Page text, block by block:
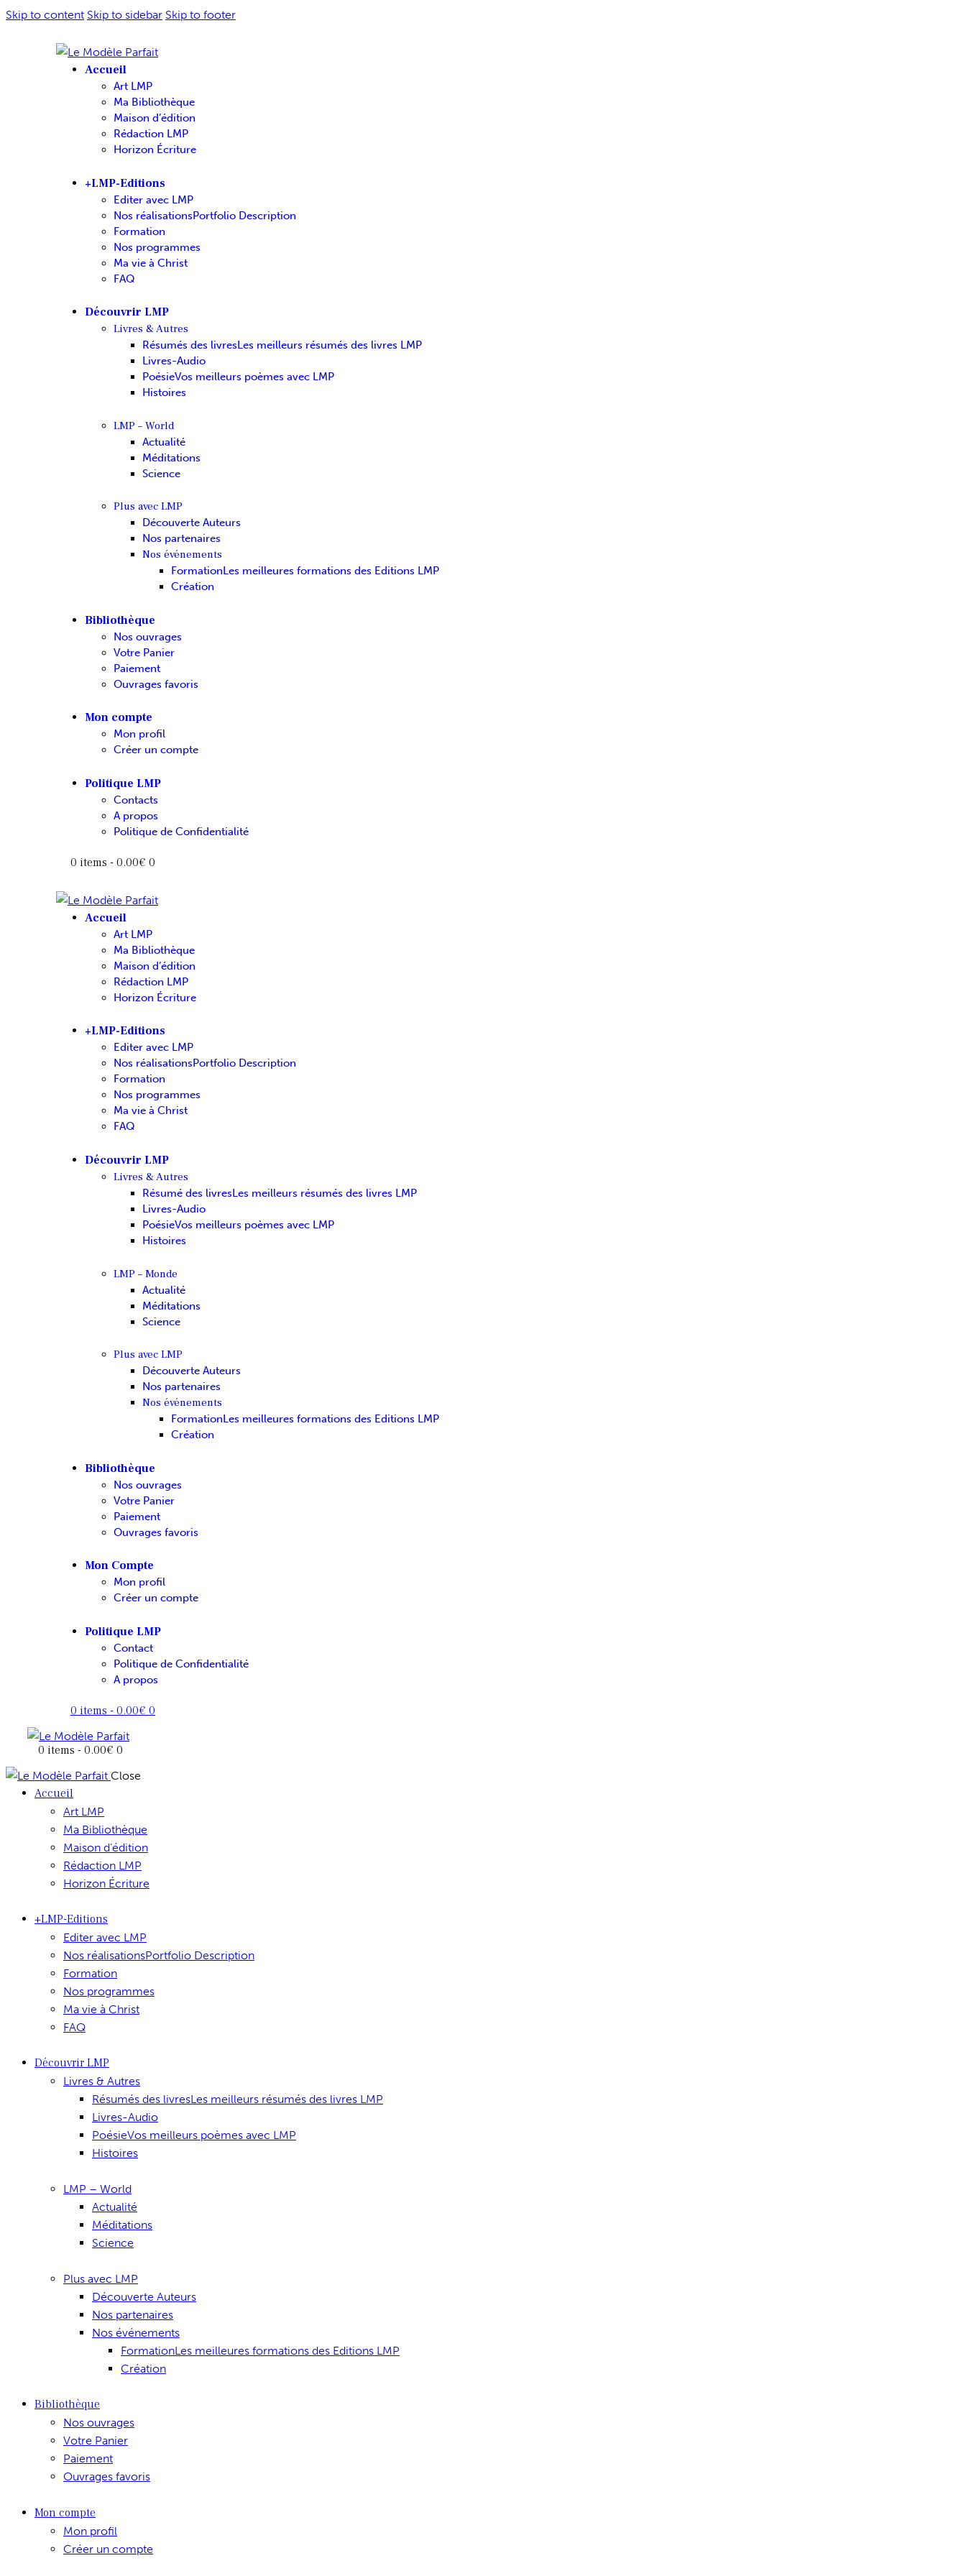
Skip to content Skip to sidebar Skip to footer
Accueil
Art LMP
Ma Bibliothèque
Maison d’édition
Rédaction LMP
Horizon Écriture
+LMP-Editions
Editer avec LMP
Nos réalisationsPortfolio Description
Formation
Nos programmes
Ma vie à Christ
FAQ
Découvrir LMP
Livres & Autres
Résumés des livresLes meilleurs résumés des livres LMP
Livres-Audio
PoésieVos meilleurs poèmes avec LMP
Histoires
LMP – World
Actualité
Méditations
Science
Plus avec LMP
Découverte Auteurs
Nos partenaires
Nos événements
FormationLes meilleures formations des Editions LMP
Création
Bibliothèque
Nos ouvrages
Votre Panier
Paiement
Ouvrages favoris
Mon compte
Mon profil
Créer un compte
Politique LMP
Contacts
A propos
Politique de Confidentialité
0 items - 0.00€ 0
Accueil
Art LMP
Ma Bibliothèque
Maison d’édition
Rédaction LMP
Horizon Écriture
+LMP-Editions
Editer avec LMP
Nos réalisations Portfolio Description
Formation
Nos programmes
Ma vie à Christ
FAQ
Découvrir LMP
Livres & Autres
Résumé des livresLes meilleurs résumés des livres LMP
Livres-Audio
PoésieVos meilleurs poèmes avec LMP
Histoires
LMP – Monde
Actualité
Méditations
Science
Plus avec LMP
Découverte Auteurs
Nos partenaires
Nos événements
FormationLes meilleures formations des Editions LMP
Création
Bibliothèque
Nos ouvrages
Votre Panier
Paiement
Ouvrages favoris
Mon Compte
Mon profil
Créer un compte
Politique LMP
Contact
Politique de Confidentialité
A propos
0 items - 0.00€ 0
0 items - 0.00€ 0
Close
Accueil
Art LMP
Ma Bibliothèque
Maison d’édition
Rédaction LMP
Horizon Écriture
+LMP-Editions
Editer avec LMP
Nos réalisationsPortfolio Description
Formation
Nos programmes
Ma vie à Christ
FAQ
Découvrir LMP
Livres & Autres
Résumés des livresLes meilleurs résumés des livres LMP
Livres-Audio
PoésieVos meilleurs poèmes avec LMP
Histoires
LMP – World
Actualité
Méditations
Science
Plus avec LMP
Découverte Auteurs
Nos partenaires
Nos événements
FormationLes meilleures formations des Editions LMP
Création
Bibliothèque
Nos ouvrages
Votre Panier
Paiement
Ouvrages favoris
Mon compte
Mon profil
Créer un compte